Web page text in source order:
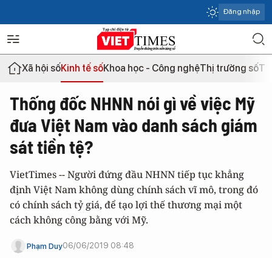
Đăng nhập
Xã hội sốKinh tế sốKhoa học - Công nghệThị trường số
Thống đốc NHNN nói gì về việc Mỹ
đưa Việt Nam vào danh sách giám
sát tiền tệ?
VietTimes -- Người đứng đầu NHNN tiếp tục khẳng
định Việt Nam không dùng chính sách vĩ mô, trong đó
có chính sách tỷ giá, để tạo lợi thế thương mại một
cách không công bằng với Mỹ.
Phạm Duy06/06/2019 08:48